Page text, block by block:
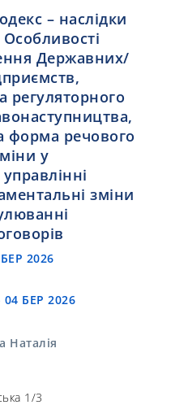
– наслідки
Державних/
регуляторного
форма речового
у
зміни
2026
04 БЕР 2026
Наталія
1/3